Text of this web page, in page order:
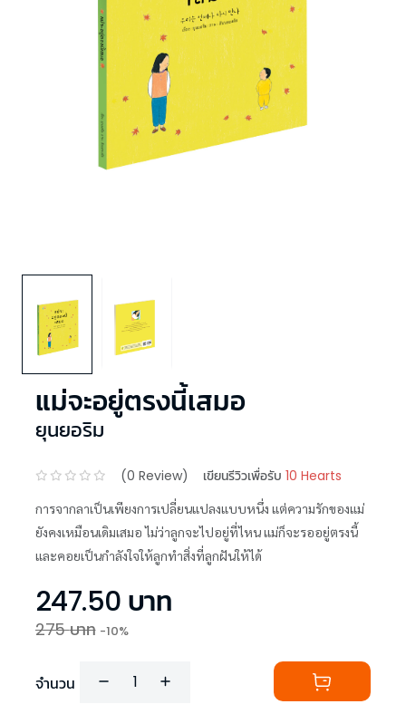
แม่จะอยู่ตรงนี้เสมอ
ยุนยอริม
(0 Review) เขียนรีวิวเพื่อรับ 10 Hearts
การจากลาเป็นเพียงการเปลี่ยนแปลงแบบหนึ่ง แต่ความรักของแม่
ยังคงเหมือนเดิมเสมอ ไม่ว่าลูกจะไปอยู่ที่ไหน แม่ก็จะรออยู่ตรงนี้
และคอยเป็นกำลังใจให้ลูกทำสิ่งที่ลูกฝันให้ได้
247.50 บาท
275บาท -10%
จำนวน